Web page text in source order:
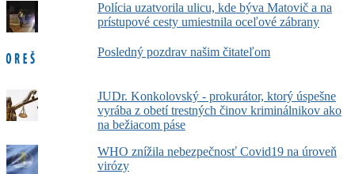
Polícia uzatvorila ulicu, kde býva Matovič a na
prístupové cesty umiestnila oceľové zábrany
Posledný pozdrav našim čitateľom
JUDr. Konkolovský - prokurátor, ktorý úspešne
vyrába z obetí trestných činov kriminálnikov ako
na bežiacom páse
WHO znížila nebezpečnosť Covid19 na úroveň
virózy